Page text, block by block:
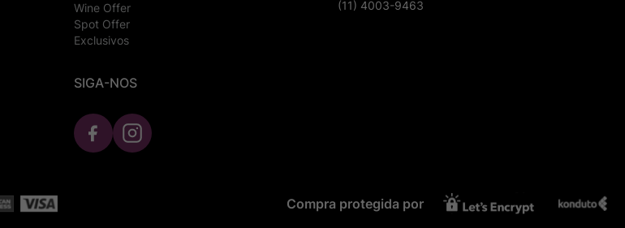
Wine Offer
Spot Offer
Exclusivos
SIGA-NOS
(11) 4003-9463
Compra protegida por